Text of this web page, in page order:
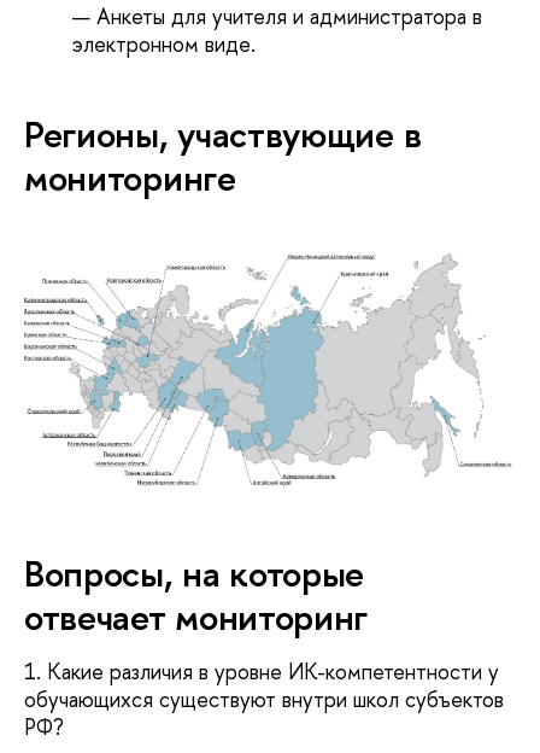
Анкеты для учителя и администратора в
электронном виде.
Регионы, участвующие в
мониторинге
Вопросы, на которые
отвечает мониторинг
1. Какие различия в уровне ИК-компетентности у
обучающихся существуют внутри школ субъектов
РФ?